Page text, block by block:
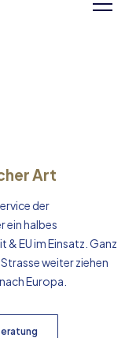
Art
der
ein halbes
EU im Einsatz. Ganz
weiter ziehen
Europa